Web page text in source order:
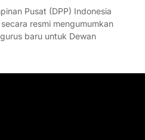
Pusat (DPP) Indonesia
resmi mengumumkan
baru untuk Dewan